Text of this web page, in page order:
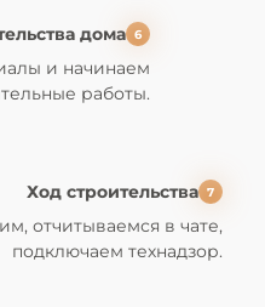
6
дома
и начинаем
работы.
7
Ход строительства
, отчитываемся в чате,
подключаем технадзор.